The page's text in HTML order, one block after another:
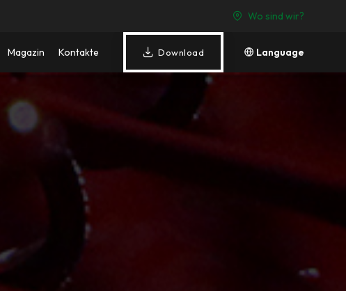
Wo sind wir?
Magazin Kontakte Download Language